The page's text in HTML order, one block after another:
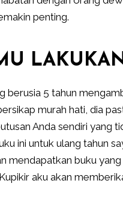
penting.
berusia 5 tahun
murah hati, dia
Anda sendiri yang
ini untuk ulang tahun
buku
aku akan